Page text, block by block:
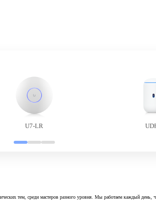
U7-LR
тем, среди мастеров разного уровня. Мы работаем каждый